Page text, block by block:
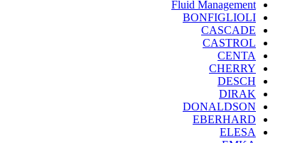
Fluid Management
BONFIGLIOLI
CASCADE
CASTROL
CENTA
CHERRY
DESCH
DIRAK
DONALDSON
EBERHARD
ELESA